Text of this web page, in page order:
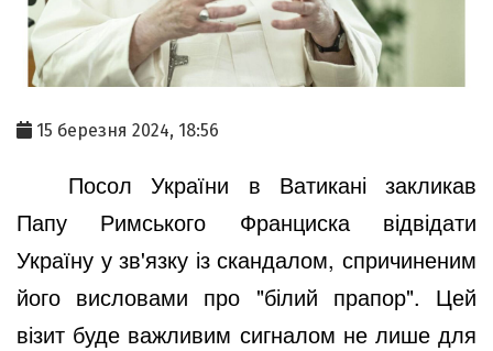
15 березня 2024, 18:56
Посол України в Ватикані закликав
Папу Римського Франциска відвідати
Україну у зв'язку із скандалом, спричиненим
його висловами про "білий прапор". Цей
візит буде важливим сигналом не лише для